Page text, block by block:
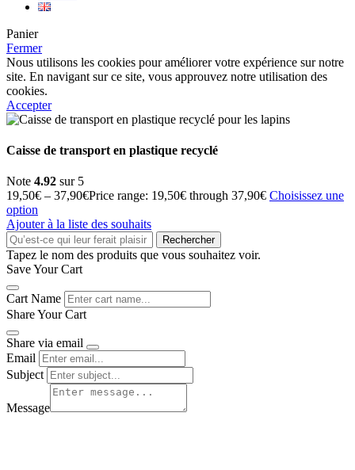
Panier
Fermer
Nous utilisons les cookies pour améliorer votre expérience sur notre
site. En navigant sur ce site, vous approuvez notre utilisation des
cookies.
Accepter
Caisse de transport en plastique recyclé
Note 4.92 sur 5
19,50€ – 37,90€Price range: 19,50€ through 37,90€ Choisissez une
option
Ajouter à la liste des souhaits
Rechercher
Tapez le nom des produits que vous souhaitez voir.
Save Your Cart
Cart Name
Share Your Cart
Share via email
Email
Subject
Message